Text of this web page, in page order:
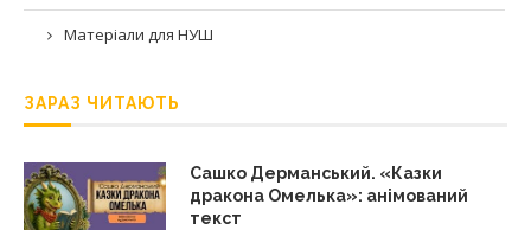
Матеріали для НУШ
ЗАРАЗ ЧИТАЮТЬ
Сашко Дерманський. «Казки
дракона Омелька»: анімований
текст